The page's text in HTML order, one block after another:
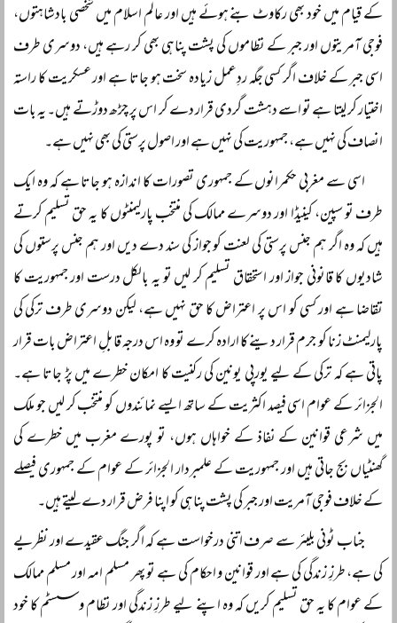
کے قیام میں خود بھی رکاوٹ بنے ہوئے ہیں اور عالم اسلام میں شخصی بادشاہتوں،
فوجی آمریتوں اور جبر کے نظاموں کی پشت پناہی بھی کر رہے ہیں، دوسری طرف
اسی جبر کے خلاف اگر کسی جگہ ردِعمل زیادہ سخت ہو جاتا ہے اور عسکریت کا راستہ
اختیار کر لیتا ہے تو اسے دہشت گردی قرار دے کر اس پر چڑھ دوڑتے ہیں۔ یہ بات
انصاف کی نہیں ہے، جمہوریت کی نہیں ہے اور اصول پرستی کی بھی نہیں ہے۔
اسی سے مغربی حکمرانوں کے جمہوری تصورات کا اندازہ ہو جاتا ہے کہ وہ ایک
طرف تو سپین، کینیڈا اور دوسرے ممالک کی منتخب پارلیمنٹوں کا یہ حق تسلیم کرتے
ہیں کہ وہ اگر ہم جنس پرستی کی لعنت کو جواز کی سند دے دیں اور ہم جنس پرستوں کی
شادیوں کا قانونی جواز اور استحقاق تسلیم کر لیں تو یہ بالکل درست اور جمہوریت کا
تقاضا ہے اور کسی کو اس پر اعتراض کا حق نہیں ہے، لیکن دوسری طرف ترکی کی
پارلیمنٹ زنا کو جرم قرار دینے کا ارادہ کرے تو وہ اس درجہ قابلِ اعتراض بات قرار
پاتی ہے کہ ترکی کے لیے یورپی یونین کی رکنیت کا امکان خطرے میں پڑ جاتا ہے۔
الجزائر کے عوام اسی فیصد اکثریت کے ساتھ ایسے نمائندوں کو منتخب کر لیں جو ملک
میں شرعی قوانین کے نفاذ کے خواہاں ہوں، تو پورے مغرب میں خطرے کی
گھنٹیاں بج جاتی ہیں اور جمہوریت کے علمبردار الجزائر کے عوام کے جمہوری فیصلے
کے خلاف فوجی آمریت اور جبر کی پشت پناہی کو اپنا فرض قرار دے لیتے ہیں۔
جناب ٹونی بلیئر سے صرف اتنی درخواست ہے کہ اگر جنگ عقیدے اور نظریے
کی ہے، طرزِ زندگی کی ہے اور قوانین و احکام کی ہے تو پھر مسلم امہ اور مسلم ممالک
کے عوام کا یہ حق تسلیم کریں کہ وہ اپنے لیے طرزِ زندگی اور نظام و سسٹم کا خود